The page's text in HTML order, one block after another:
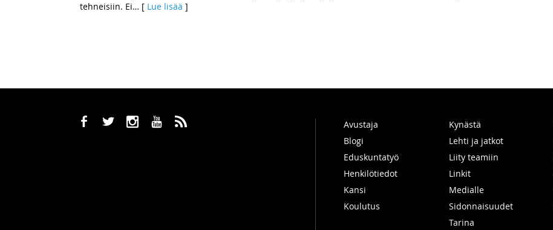
tehneisiin. Ei… [ Lue lisää ]
b a x r ,
Avustaja
Blogi
Eduskuntatyö
Henkilötiedot
Kansi
Koulutus
Kynästä
Lehti ja jatkot
Liity teamiin
Linkit
Medialle
Sidonnaisuudet
Tarina